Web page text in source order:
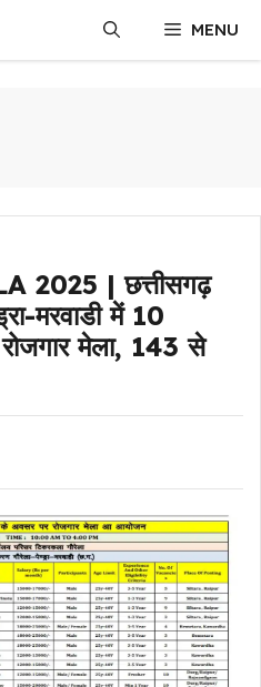
MENU
2025 | छत्तीसगढ़
मरवाडी में 10
मेला, 143 से